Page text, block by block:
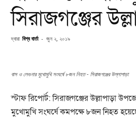
সিরাজগঞ্জের
দ্বারা বিশ্ব বার্তা - জুন ২, ২০১৯
বাস ও লেগুনার মুখোমুখি সংঘর্ষে ৮জন নিহত - সিরাজগঞ্জের উল্লাপাড়া
স্টাফ রিপোর্ট: সিরাজগঞ্জের উল্লাপাড়া
মুখোমুখি সংঘর্ষে কমপক্ষে ৮জন নিহত